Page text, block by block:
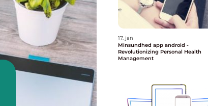
17. jan
Minsundhed app android -
Revolutionizing Personal Health
Management